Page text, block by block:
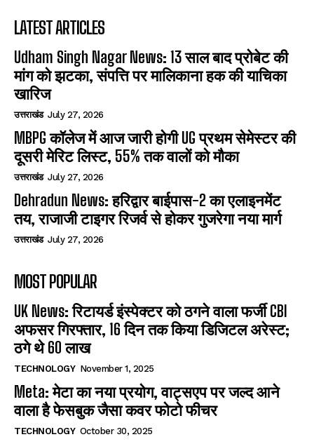
LATEST ARTICLES
Udham Singh Nagar News: 13 साल बाद प्रोबेट की
मांग को झटका, संपत्ति पर मालिकाना हक की याचिका
खारिज
उत्तराखंड July 27, 2026
MBPG कॉलेज में आज जारी होगी UG प्रथम सेमेस्टर की
दूसरी मेरिट लिस्ट, 55% तक वालों को मौका
उत्तराखंड July 27, 2026
Dehradun News: हरिद्वार बाईपास-2 का एलाइनमेंट
तय, राजाजी टाइगर रिजर्व से होकर गुजरेगा नया मार्ग
उत्तराखंड July 27, 2026
MOST POPULAR
UK News: रिटायर्ड इंस्पेक्टर को ठगने वाला फर्जी CBI
अफसर गिरफ्तार, 16 दिन तक किया डिजिटल अरेस्ट;
ठगे थे 60 लाख
TECHNOLOGY November 1, 2025
Meta: मेटा का नया प्रयोग, वाट्सएप पर जल्द आने
वाला है फेसबुक जैसा कवर फोटो फीचर
TECHNOLOGY October 30, 2025